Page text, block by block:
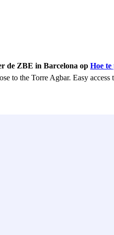
de ZBE in Barcelona op Hoe
to the Torre Agbar. Easy